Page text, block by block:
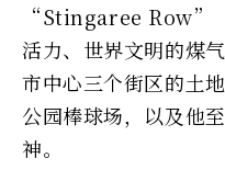
“Stingaree Row”
活力、世界文明的煤
市中心三个街区的土
公园棒球场，以及他
神。